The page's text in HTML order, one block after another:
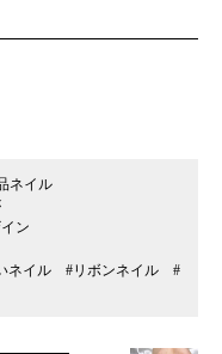
ネイル
ン
ネイル #リボンネイル #